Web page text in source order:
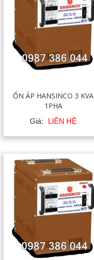
ỔN ÁP HANSINCO 3 KVA
1PHA
Giá: LIÊN HỆ